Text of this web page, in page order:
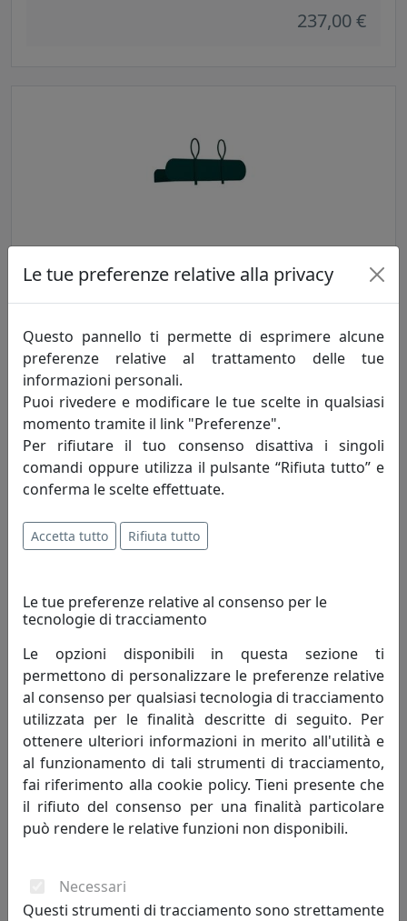
237,00 €
MENSOLA BALLOON 45X18 CON DUE ATTACCAPANNI OG09045A-
33 ZIRCONE
MemeDesign
237,00 €
MENSOLA BALLOON 45X18 CON DUE ATTACCAPANNI OG09045A-
34 RAME
259,00 €
Le tue preferenze relative alla privacy
Questo pannello ti permette di esprimere alcune
preferenze relative al trattamento delle tue
informazioni personali.
Puoi rivedere e modificare le tue scelte in qualsiasi
momento tramite il link "Preferenze".
Per rifiutare il tuo consenso disattiva i singoli
comandi oppure utilizza il pulsante “Rifiuta tutto” e
conferma le scelte effettuate.
Accetta tutto Rifiuta tutto
Le tue preferenze relative al consenso per le
tecnologie di tracciamento
Le opzioni disponibili in questa sezione ti
permettono di personalizzare le preferenze relative
al consenso per qualsiasi tecnologia di tracciamento
utilizzata per le finalità descritte di seguito. Per
ottenere ulteriori informazioni in merito all'utilità e
al funzionamento di tali strumenti di tracciamento,
fai riferimento alla cookie policy. Tieni presente che
il rifiuto del consenso per una finalità particolare
può rendere le relative funzioni non disponibili.
Necessari
Questi strumenti di tracciamento sono strettamente